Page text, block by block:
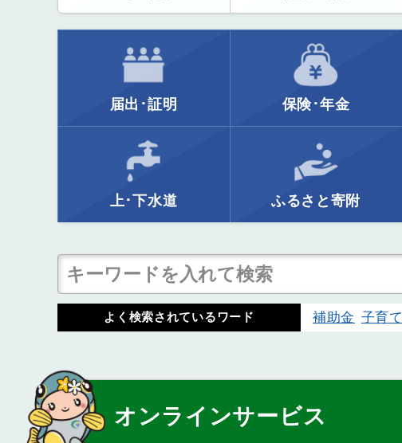
届出･証明 保険･年金
上･下水道 ふるさと寄附
よく検索されているワード 補助金 子育て
オンラインサービス